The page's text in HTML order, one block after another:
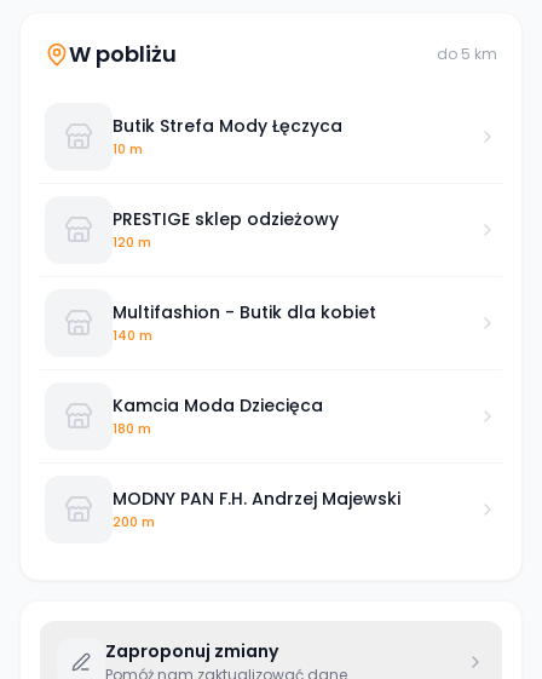
W pobliżu do 5 km
Butik Strefa Mody Łęczyca
10 m
PRESTIGE sklep odzieżowy
120 m
Multifashion - Butik dla kobiet
140 m
Kamcia Moda Dziecięca
180 m
MODNY PAN F.H. Andrzej Majewski
200 m
Zaproponuj zmiany
Pomóż nam zaktualizować dane